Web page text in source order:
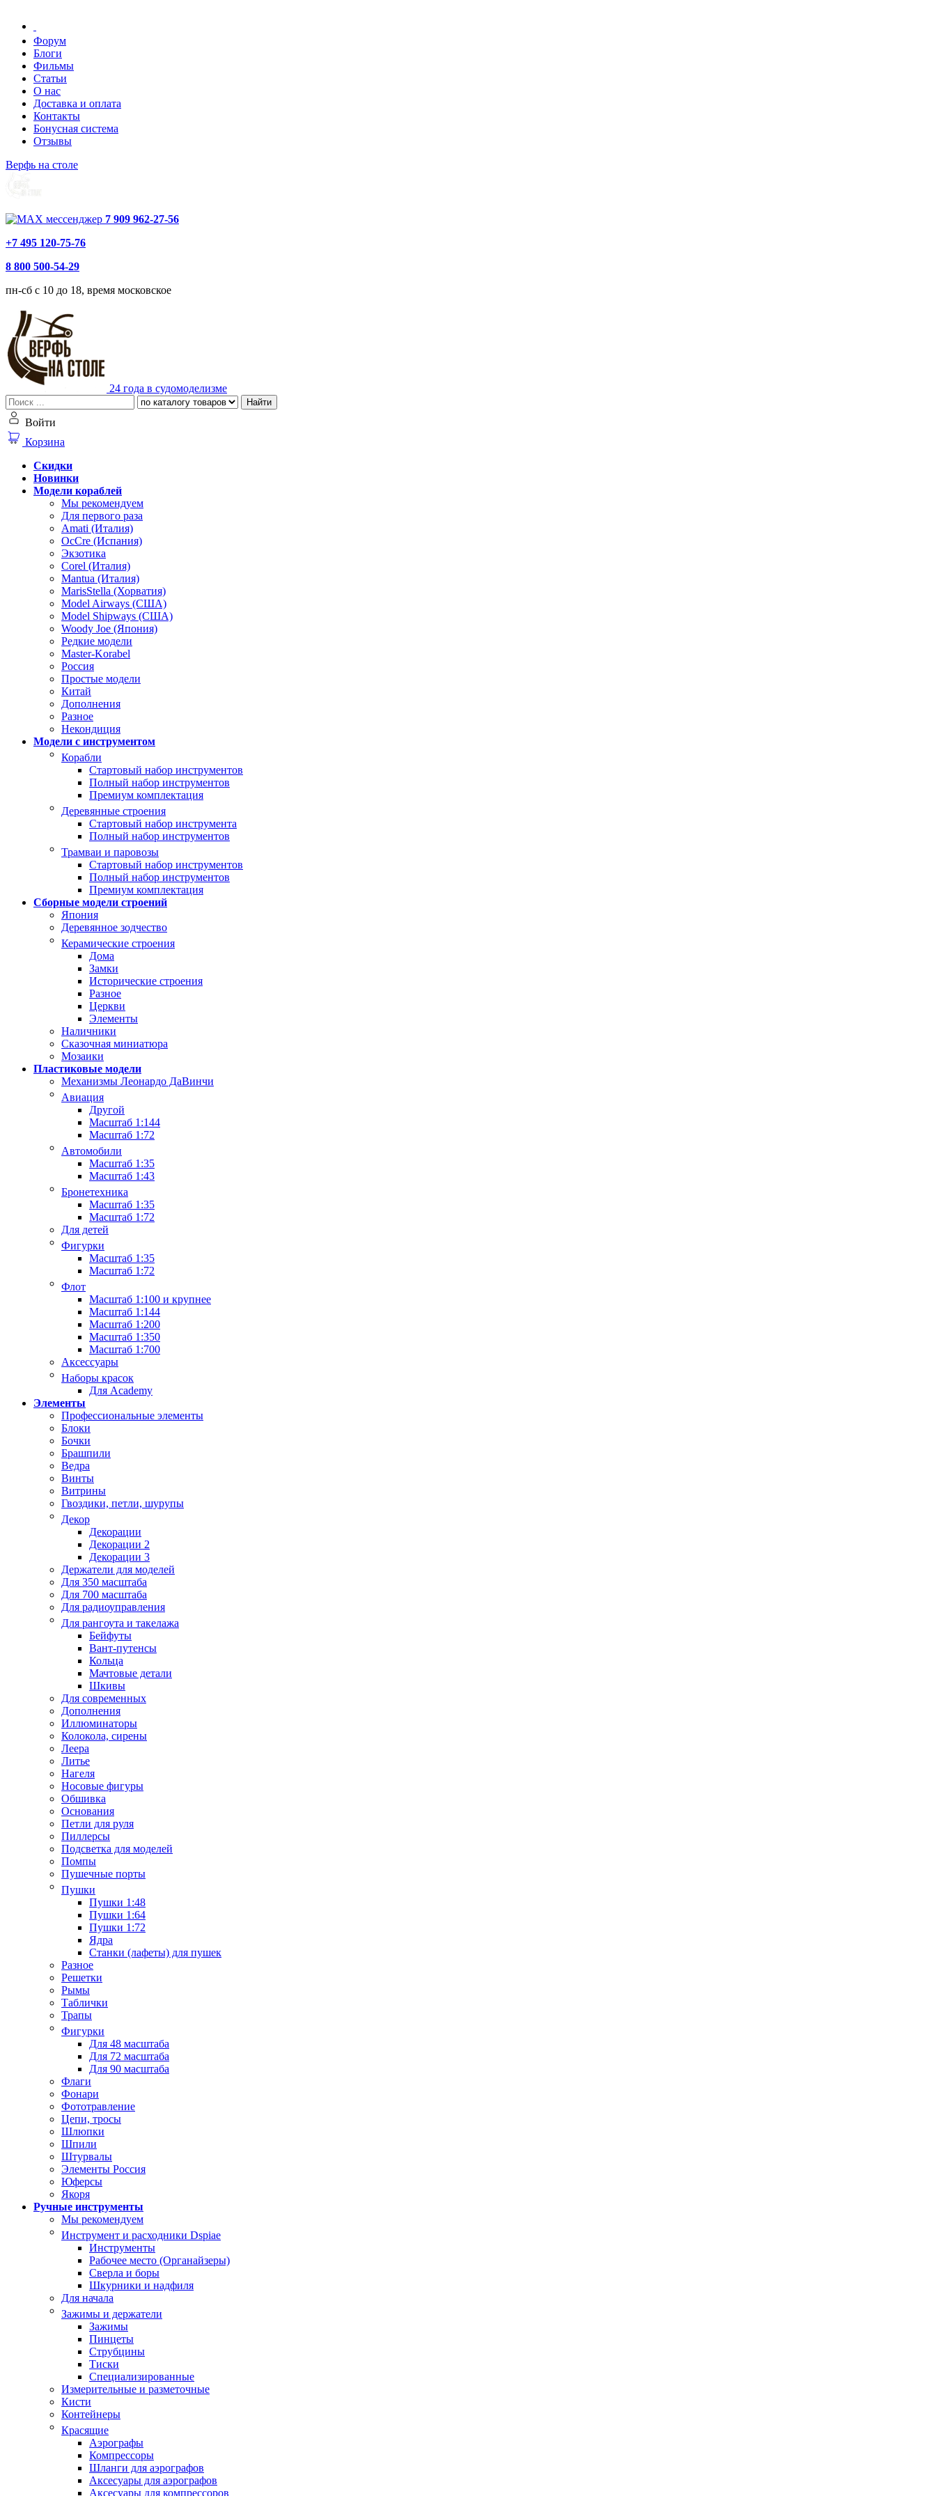
Форум
Блоги
Фильмы
Статьи
О нас
Доставка и оплата
Контакты
Бонусная система
Отзывы
Верфь на столе
7 909 962-27-56
+7 495 120-75-76
8 800 500-54-29
пн-сб с 10 до 18, время московское
24 года в судомоделизме
Найти
Войти
Корзина
Скидки
Новинки
Модели кораблей
Мы рекомендуем
Для первого раза
Amati (Италия)
OcCre (Испания)
Экзотика
Corel (Италия)
Mantua (Италия)
MarisStella (Хорватия)
Model Airways (США)
Model Shipways (США)
Woody Joe (Япония)
Редкие модели
Master-Korabel
Россия
Простые модели
Китай
Дополнения
Разное
Некондиция
Модели с инструментом
Корабли
Стартовый набор инструментов
Полный набор инструментов
Премиум комплектация
Деревянные строения
Стартовый набор инструмента
Полный набор инструментов
Трамваи и паровозы
Стартовый набор инструментов
Полный набор инструментов
Премиум комплектация
Сборные модели строений
Япония
Деревянное зодчество
Керамические строения
Дома
Замки
Исторические строения
Разное
Церкви
Элементы
Наличники
Сказочная миниатюра
Мозаики
Пластиковые модели
Механизмы Леонардо ДаВинчи
Авиация
Другой
Масштаб 1:144
Масштаб 1:72
Автомобили
Масштаб 1:35
Масштаб 1:43
Бронетехника
Масштаб 1:35
Масштаб 1:72
Для детей
Фигурки
Масштаб 1:35
Масштаб 1:72
Флот
Масштаб 1:100 и крупнее
Масштаб 1:144
Масштаб 1:200
Масштаб 1:350
Масштаб 1:700
Аксессуары
Наборы красок
Для Academy
Элементы
Профессиональные элементы
Блоки
Бочки
Брашпили
Ведра
Винты
Витрины
Гвоздики, петли, шурупы
Декор
Декорации
Декорации 2
Декорации 3
Держатели для моделей
Для 350 масштаба
Для 700 масштаба
Для радиоуправления
Для рангоута и такелажа
Бейфуты
Вант-путенсы
Кольца
Мачтовые детали
Шкивы
Для современных
Дополнения
Иллюминаторы
Колокола, сирены
Леера
Литье
Нагеля
Носовые фигуры
Обшивка
Основания
Петли для руля
Пиллерсы
Подсветка для моделей
Помпы
Пушечные порты
Пушки
Пушки 1:48
Пушки 1:64
Пушки 1:72
Ядра
Станки (лафеты) для пушек
Разное
Решетки
Рымы
Таблички
Трапы
Фигурки
Для 48 масштаба
Для 72 масштаба
Для 90 масштаба
Флаги
Фонари
Фототравление
Цепи, тросы
Шлюпки
Шпили
Штурвалы
Элементы Россия
Юферсы
Якоря
Ручные инструменты
Мы рекомендуем
Инструмент и расходники Dspiae
Инструменты
Рабочее место (Органайзеры)
Сверла и боры
Шкурники и надфиля
Для начала
Зажимы и держатели
Зажимы
Пинцеты
Струбцины
Тиски
Специализированные
Измерительные и разметочные
Кисти
Контейнеры
Красящие
Аэрографы
Компрессоры
Шланги для аэрографов
Аксесуары для аэрографов
Аксесуары для компрессоров